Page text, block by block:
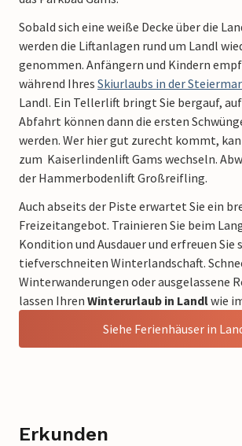
Sobald sich eine weiße Decke über die
werden die Liftanlagen rund um Landl
genommen. Anfängern und Kindern
während Ihres Skiurlaubs in der
Landl. Ein Tellerlift bringt Sie bergauf,
Abfahrt können dann die ersten
werden. Wer hier gut zurecht kommt,
zum Kaiserlindenlift Gams wechseln.
der Hammerbodenlift Großreifling.
Auch abseits der Piste erwartet Sie ein
Freizeitangebot. Trainieren Sie beim
Kondition und Ausdauer und erfreuen Sie
tiefverschneiten Winterlandschaft.
Winterwanderungen oder ausgelassene
lassen Ihren Winterurlaub in Landlwie
Siehe Ferienhäuser in
Erkunden